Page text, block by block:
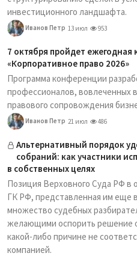
инвестиционного ландшафта.
Иванов Петр 13 июл 953
7 октября пройдет
«Корпоративное право 2026»
Программа конференции
профессионалов, вовлеченных
правового сопровождения
Иванов Петр 21 июл 486
Альтернативный порядок
собраний: как участники
в собственных целях
Позиция Верховного Суда РФ в
ГК РФ, представленная им еще
множество судебных
желающими оспорить решение
какой-либо причине не
компанией.